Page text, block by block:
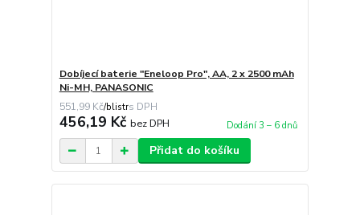
Dobíjecí baterie "Eneloop Pro", AA, 2 x 2500 mAh
Ni-MH, PANASONIC
551,99 Kč/blistr
456,19 Kč bez DPH Dodání 3 – 6 dnů
Přidat do košíku